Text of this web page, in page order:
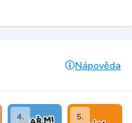
Nápověda
4. 5.